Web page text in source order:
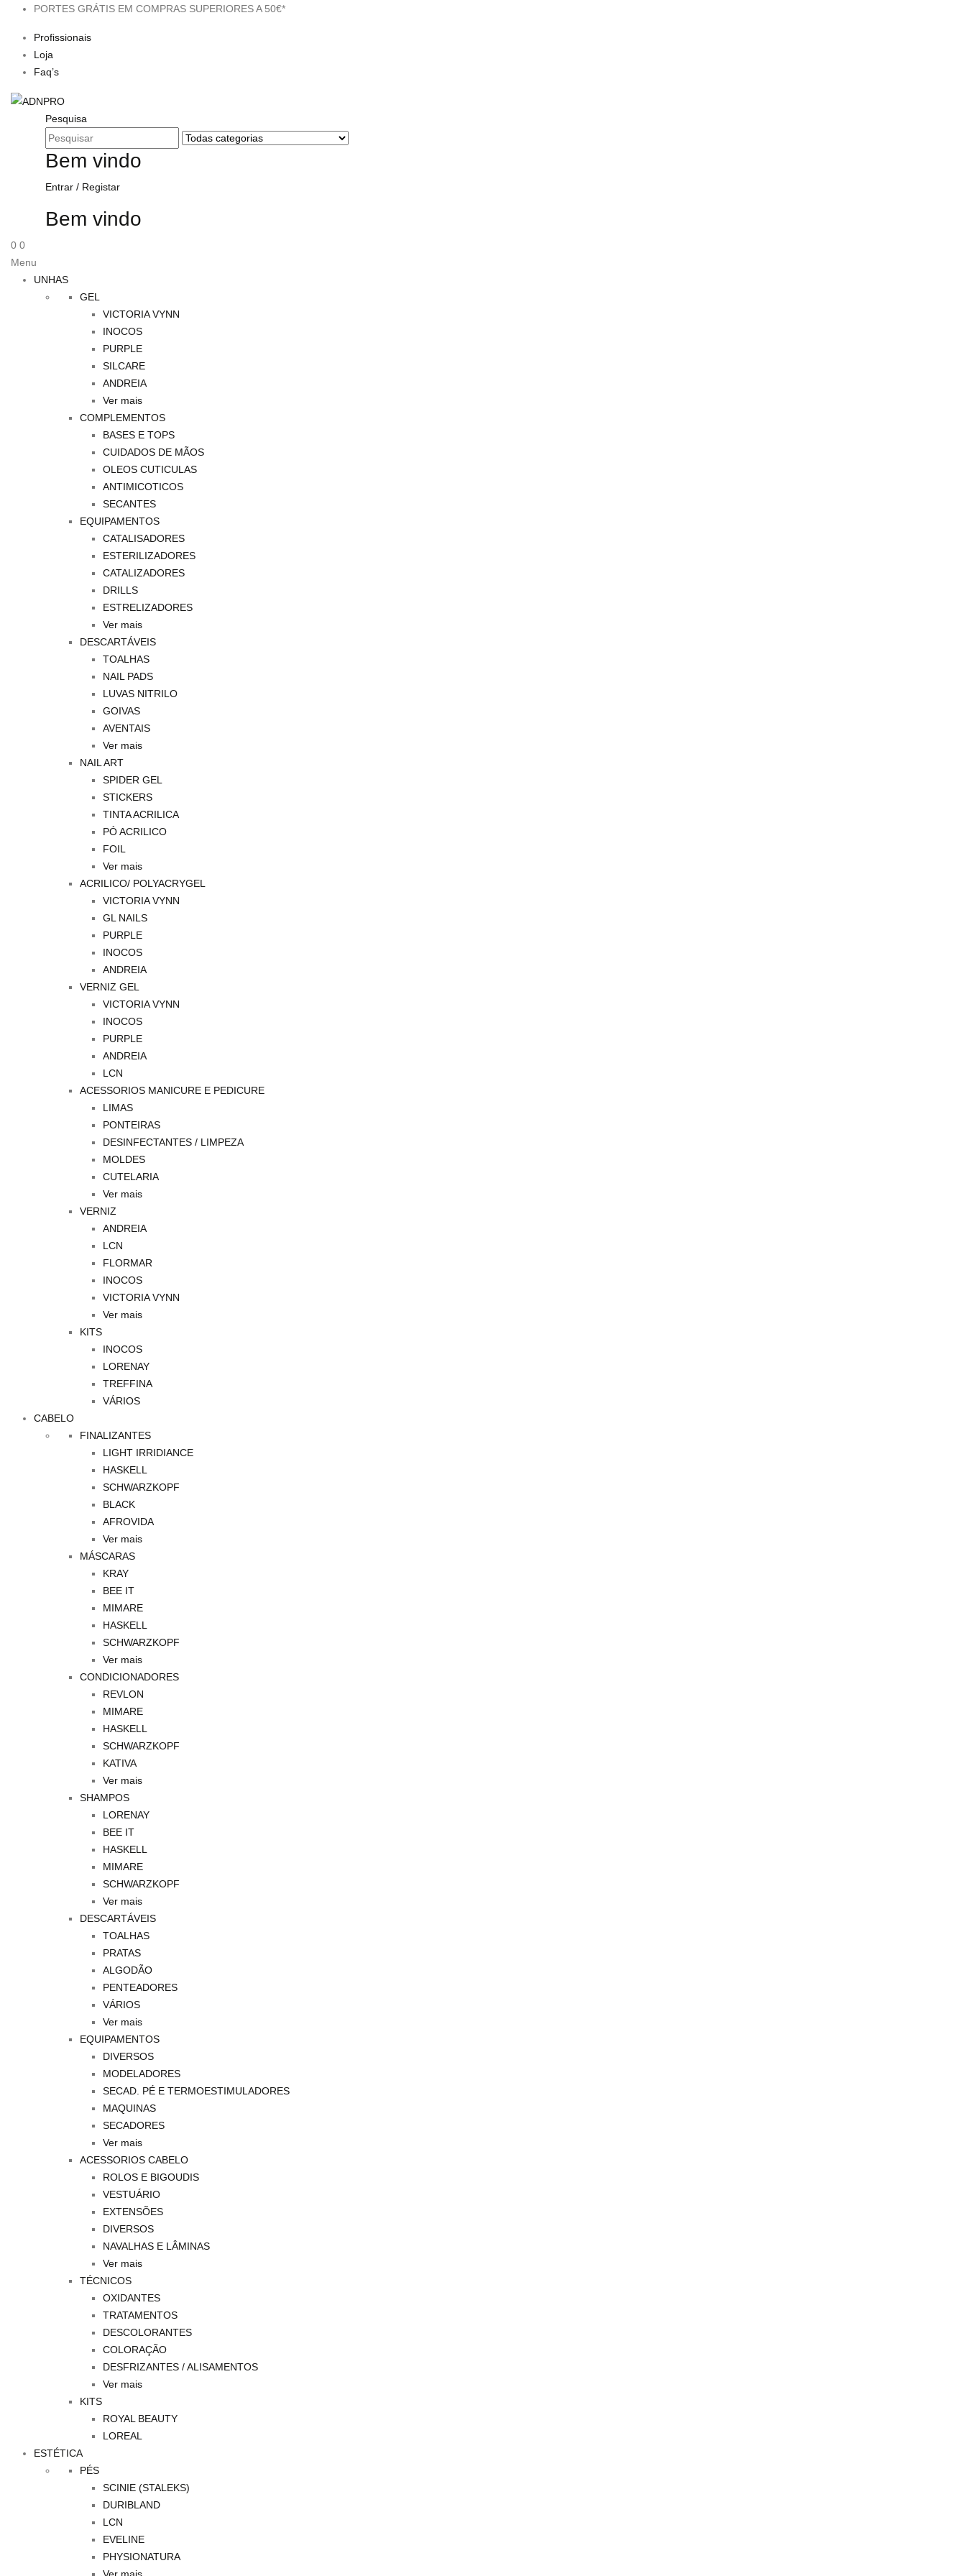
PORTES GRÁTIS EM COMPRAS SUPERIORES A 50€*
Profissionais
Loja
Faq’s
Pesquisa
Bem vindo
Entrar / Registar
Bem vindo
0 0
Menu
UNHAS
GEL
VICTORIA VYNN
INOCOS
PURPLE
SILCARE
ANDREIA
Ver mais
COMPLEMENTOS
BASES E TOPS
CUIDADOS DE MÃOS
OLEOS CUTICULAS
ANTIMICOTICOS
SECANTES
EQUIPAMENTOS
CATALISADORES
ESTERILIZADORES
CATALIZADORES
DRILLS
ESTRELIZADORES
Ver mais
DESCARTÁVEIS
TOALHAS
NAIL PADS
LUVAS NITRILO
GOIVAS
AVENTAIS
Ver mais
NAIL ART
SPIDER GEL
STICKERS
TINTA ACRILICA
PÓ ACRILICO
FOIL
Ver mais
ACRILICO/ POLYACRYGEL
VICTORIA VYNN
GL NAILS
PURPLE
INOCOS
ANDREIA
VERNIZ GEL
VICTORIA VYNN
INOCOS
PURPLE
ANDREIA
LCN
ACESSORIOS MANICURE E PEDICURE
LIMAS
PONTEIRAS
DESINFECTANTES / LIMPEZA
MOLDES
CUTELARIA
Ver mais
VERNIZ
ANDREIA
LCN
FLORMAR
INOCOS
VICTORIA VYNN
Ver mais
KITS
INOCOS
LORENAY
TREFFINA
VÁRIOS
CABELO
FINALIZANTES
LIGHT IRRIDIANCE
HASKELL
SCHWARZKOPF
BLACK
AFROVIDA
Ver mais
MÁSCARAS
KRAY
BEE IT
MIMARE
HASKELL
SCHWARZKOPF
Ver mais
CONDICIONADORES
REVLON
MIMARE
HASKELL
SCHWARZKOPF
KATIVA
Ver mais
SHAMPOS
LORENAY
BEE IT
HASKELL
MIMARE
SCHWARZKOPF
Ver mais
DESCARTÁVEIS
TOALHAS
PRATAS
ALGODÃO
PENTEADORES
VÁRIOS
Ver mais
EQUIPAMENTOS
DIVERSOS
MODELADORES
SECAD. PÉ E TERMOESTIMULADORES
MAQUINAS
SECADORES
Ver mais
ACESSORIOS CABELO
ROLOS E BIGOUDIS
VESTUÁRIO
EXTENSÕES
DIVERSOS
NAVALHAS E LÂMINAS
Ver mais
TÉCNICOS
OXIDANTES
TRATAMENTOS
DESCOLORANTES
COLORAÇÃO
DESFRIZANTES / ALISAMENTOS
Ver mais
KITS
ROYAL BEAUTY
LOREAL
ESTÉTICA
PÉS
SCINIE (STALEKS)
DURIBLAND
LCN
EVELINE
PHYSIONATURA